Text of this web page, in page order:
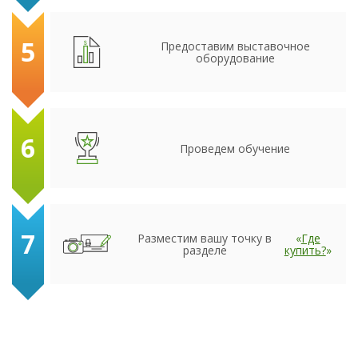
5 Предоставим выставочное
оборудование
6 Проведем обучение
7 Разместим вашу точку в
разделе
«Где
купить?»